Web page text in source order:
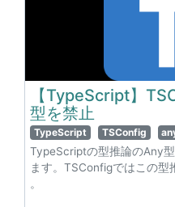
【TypeScript】
型を禁止
TypeScript TSConfig
TypeScriptの型推論のAny
ます。TSConfigではこの型
。